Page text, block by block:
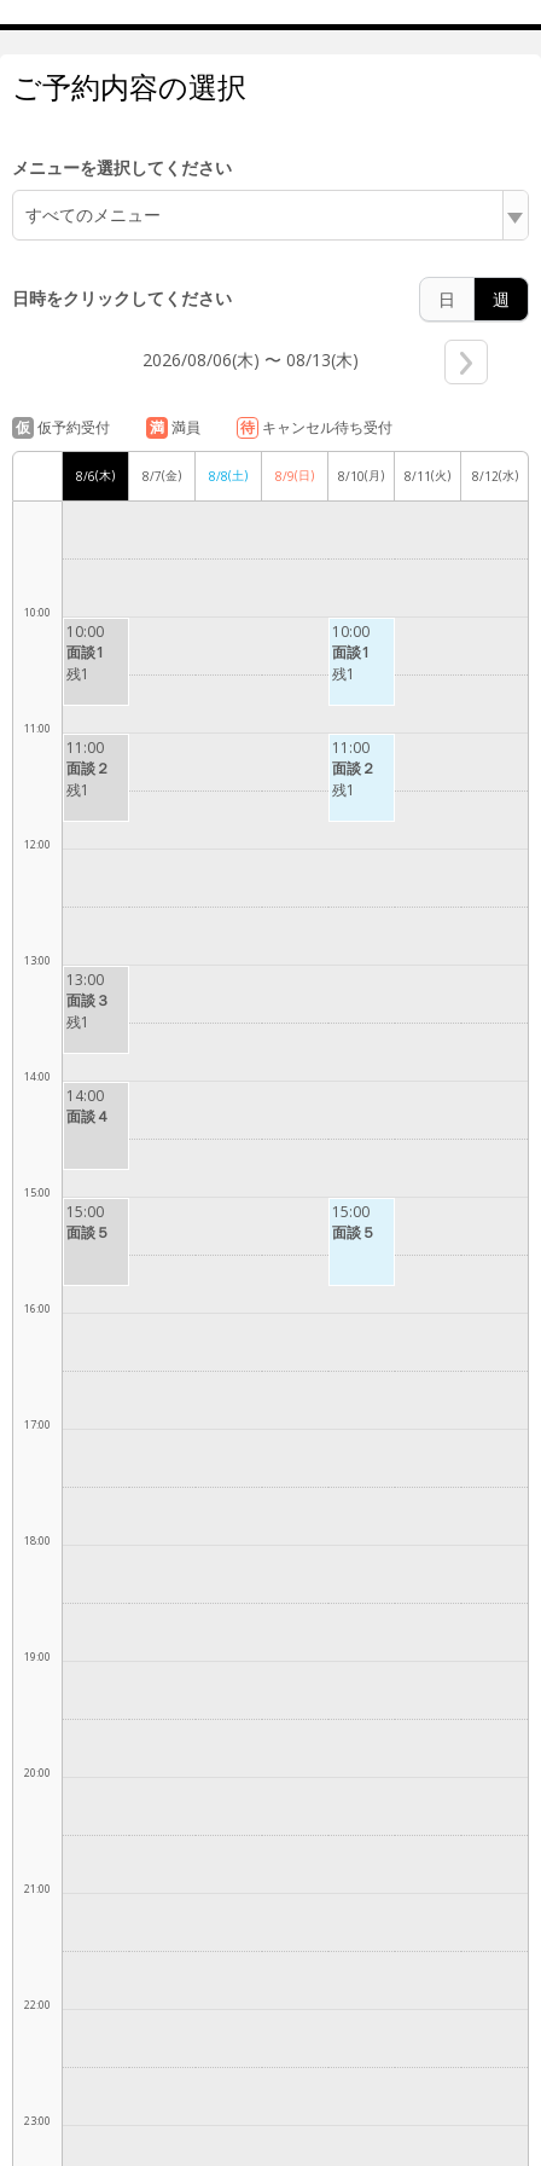
ご予約内容の選択
メニューを選択してください
すべてのメニュー
日時をクリックしてください 日 週
2026/08/06(木) 〜 08/13(木)
仮 仮予約受付 満 満員 待 キャンセル待ち受付
8/6(木) 8/7(金) 8/8(土) 8/9(日) 8/10(月) 8/11(火) 8/12(水)
5:00
10:00
11:00
12:00
13:00
14:00
15:00
16:00
17:00
18:00
19:00
20:00
21:00
22:00
23:00
10:00
面談1
残1
11:00
面談２
残1
13:00
面談３
残1
14:00
面談４
15:00
面談５
10:00
面談1
残1
11:00
面談２
残1
15:00
面談５